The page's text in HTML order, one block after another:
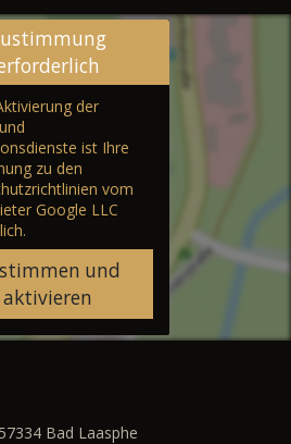
Laasphe
der
ist Ihre
zu den
vom
Google LLC
und
aktivieren
Bad Laasphe